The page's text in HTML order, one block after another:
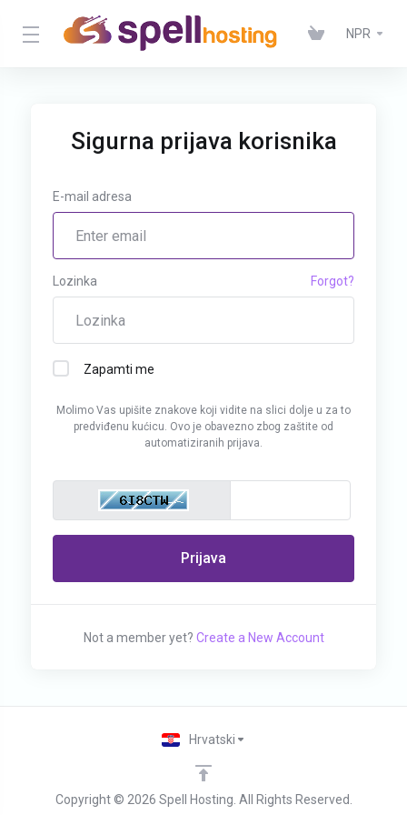
NPR
Sigurna prijava korisnika
E-mail adresa
Lozinka Forgot?
Zapamti me
Molimo Vas upišite znakove koji vidite na slici dolje u za to
predviđenu kućicu. Ovo je obavezno zbog zaštite od
automatiziranih prijava.
Prijava
Not a member yet? Create a New Account
Copyright © 2026 Spell Hosting. All Rights Reserved.
Hrvatski